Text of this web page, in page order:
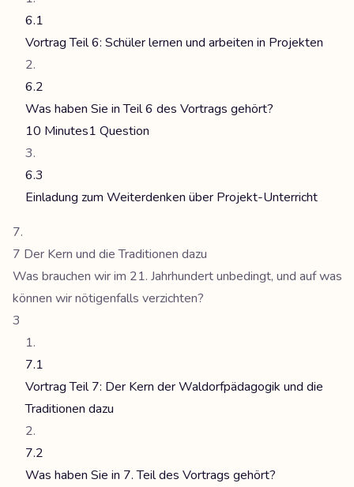
6.1
Vortrag Teil 6: Schüler lernen und arbeiten in Projekten
6.2
Was haben Sie in Teil 6 des Vortrags gehört?
10 Minutes1 Question
6.3
Einladung zum Weiterdenken über Projekt-Unterricht
7 Der Kern und die Traditionen dazu
Was brauchen wir im 21. Jahrhundert unbedingt, und auf was
können wir nötigenfalls verzichten?
3
7.1
Vortrag Teil 7: Der Kern der Waldorfpädagogik und die
Traditionen dazu
7.2
Was haben Sie in 7. Teil des Vortrags gehört?